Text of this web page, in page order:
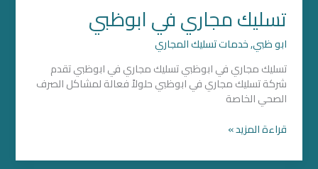
تسليك مجاري في ابوظبي
ابو ظبي,خدمات تسليك المجاري
تسليك مجاري في ابوظبي تسليك مجاري في ابوظبي تقدم
شركة تسليك مجاري في ابوظبي حلولاً فعالة لمشاكل الصرف
الصحي الخاصة
قراءة المزيد »